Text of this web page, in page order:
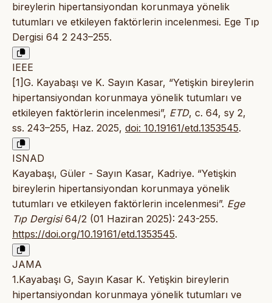
bireylerin hipertansiyondan korunmaya yönelik
tutumları ve etkileyen faktörlerin incelenmesi. Ege Tıp
Dergisi 64 2 243–255.
IEEE
[1]G. Kayabaşı ve K. Sayın Kasar, “Yetişkin bireylerin
hipertansiyondan korunmaya yönelik tutumları ve
etkileyen faktörlerin incelenmesi”, ETD, c. 64, sy 2,
ss. 243–255, Haz. 2025, doi: 10.19161/etd.1353545.
ISNAD
Kayabaşı, Güler - Sayın Kasar, Kadriye. “Yetişkin
bireylerin hipertansiyondan korunmaya yönelik
tutumları ve etkileyen faktörlerin incelenmesi”. Ege
Tıp Dergisi64/2 (01 Haziran 2025): 243-255.
https://doi.org/10.19161/etd.1353545.
JAMA
1.Kayabaşı G, Sayın Kasar K. Yetişkin bireylerin
hipertansiyondan korunmaya yönelik tutumları ve